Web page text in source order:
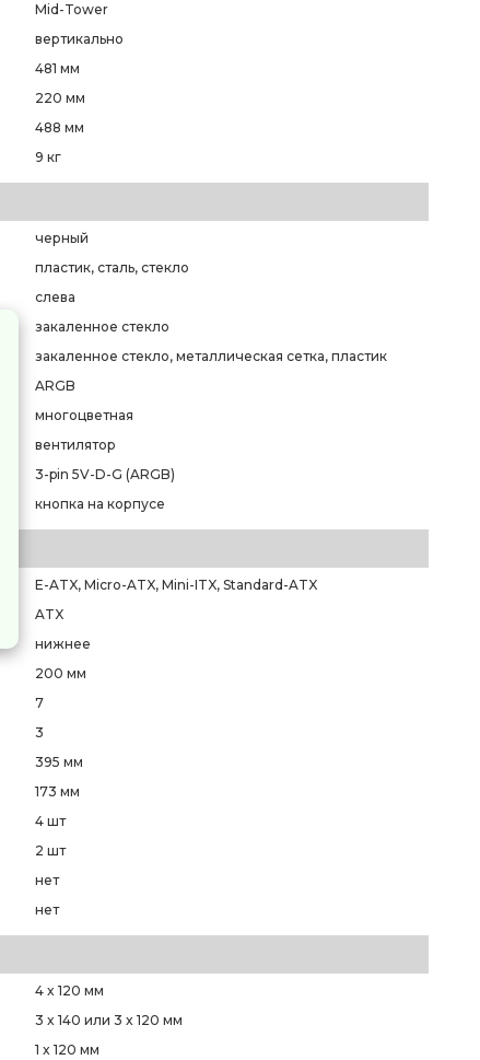
Mid-Tower
вертикально
481 мм
220 мм
488 мм
9 кг
черный
пластик, сталь, стекло
слева
закаленное стекло
закаленное стекло, металлическая сетка, пластик
ARGB
многоцветная
вентилятор
3-pin 5V-D-G (ARGB)
кнопка на корпусе
E-ATX, Micro-ATX, Mini-ITX, Standard-ATX
ATX
нижнее
200 мм
7
3
395 мм
173 мм
4 шт
2 шт
нет
нет
4 x 120 мм
3 x 140 или 3 x 120 мм
1 x 120 мм